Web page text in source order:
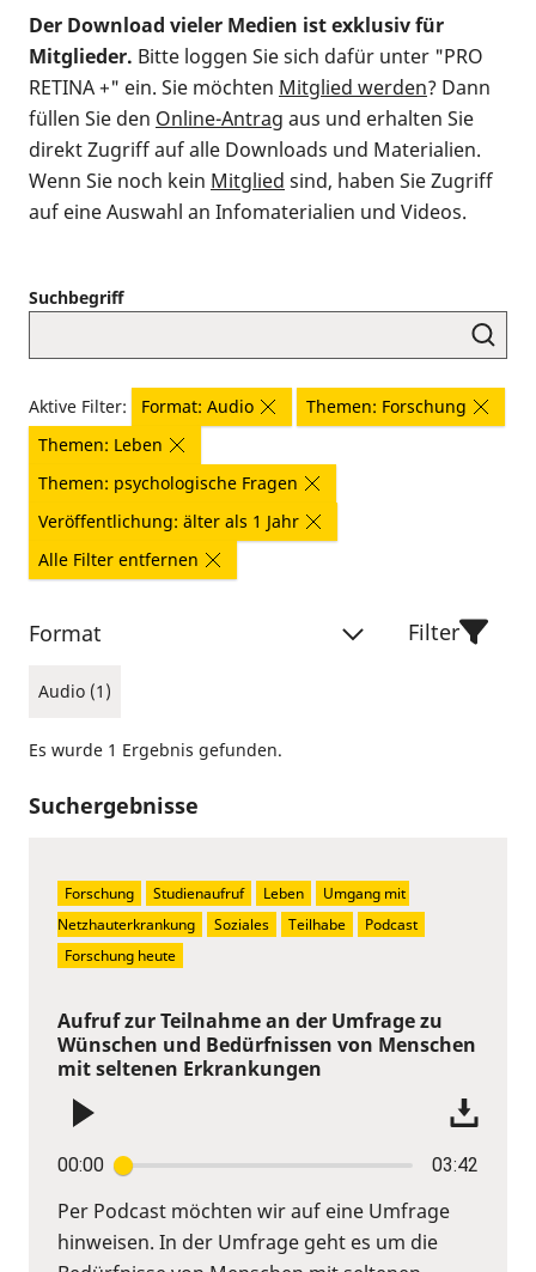
Der Download vieler Medien ist exklusiv für
Mitglieder. Bitte loggen Sie sich dafür unter "PRO
RETINA +" ein. Sie möchten Mitglied werden? Dann
füllen Sie den Online-Antrag aus und erhalten Sie
direkt Zugriff auf alle Downloads und Materialien.
Wenn Sie noch kein Mitglied sind, haben Sie Zugriff
auf eine Auswahl an Infomaterialien und Videos.
Suchbegriff
Aktive Filter: Format: Audio
Themen: Forschung
Themen: Leben
Themen: psychologische Fragen
Veröffentlichung: älter als 1 Jahr
Alle Filter entfernen
Format
Audio (1)
Filter
Es wurde 1 Ergebnis gefunden.
Suchergebnisse
Aufruf zur Teilnahme an der Umfrage zu
Wünschen und Bedürfnissen von Menschen
mit seltenen Erkrankungen
00:00 03:42
Per Podcast möchten wir auf eine Umfrage
hinweisen. In der Umfrage geht es um die
Forschung Studienaufruf Leben
Umgang mit
Netzhauterkrankung
Soziales Teilhabe
Podcast
Forschung heute